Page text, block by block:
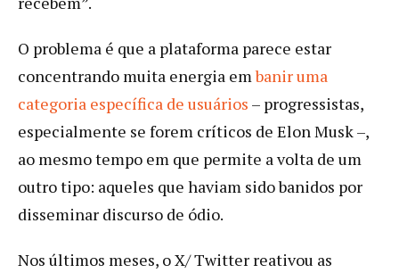
O problema é que a plataforma parece estar
concentrando muita energia embanir uma
categoria específica de usuários – progressistas,
especialmente se forem críticos de Elon Musk –,
ao mesmo tempo em que permite a volta de um
outro tipo: aqueles que haviam sido banidos por
disseminar discurso de ódio.
Nos últimos meses, o X/ Twitter reativou as